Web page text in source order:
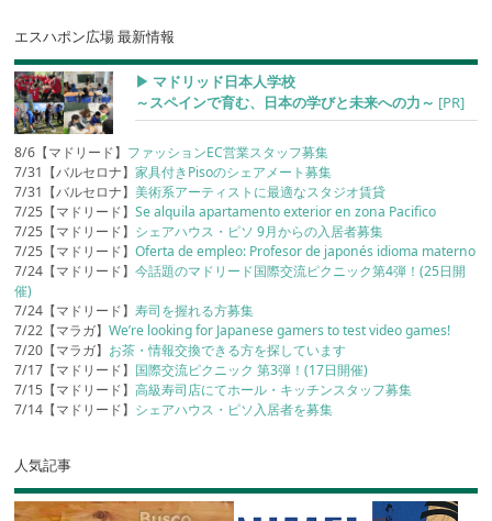
エスハポン広場 最新情報
▶︎ マドリッド日本人学校
～スペインで育む、日本の学びと未来への力～ [PR]
8/6【マドリード】 ファッションEC営業スタッフ募集
7/31【バルセロナ】家具付きPisoのシェアメート募集
7/31【バルセロナ】美術系アーティストに最適なスタジオ賃貸
7/25【マドリード】Se alquila apartamento exterior en zona Pacifico
7/25【マドリード】 シェアハウス・ピソ 9月からの入居者募集
7/25【マドリード】Oferta de empleo: Profesor de japonés idioma materno
7/24【マドリード】今話題のマドリード国際交流ピクニック第4弾！(25日開
催)
7/24【マドリード】寿司を握れる方募集
7/22【マラガ】We’re looking for Japanese gamers to test video games!
7/20【マラガ】 お茶・情報交換できる方を探しています
7/17【マドリード】 国際交流ピクニック 第3弾！(17日開催)
7/15【マドリード】高級寿司店にてホール・キッチンスタッフ募集
7/14【マドリード】 シェアハウス・ピソ入居者を募集
人気記事